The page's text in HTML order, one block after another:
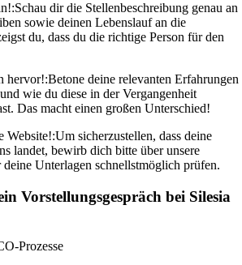
Schau dir die Stellenbeschreibung genau an
sowie deinen Lebenslauf an die
du, dass du die richtige Person für den
hervor!:Betone deine relevanten Erfahrungen
wie du diese in der Vergangenheit
Das macht einen großen Unterschied!
Website!:Um sicherzustellen, dass deine
landet, bewirb dich bitte über unsere
Unterlagen schnellstmöglich prüfen.
Vorstellungsgespräch bei Silesia
Prozesse